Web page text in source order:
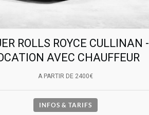
ROLLS ROYCE CULLINAN -
AVEC CHAUFFEUR
A PARTIR DE 2400€
INFOS & TARIFS